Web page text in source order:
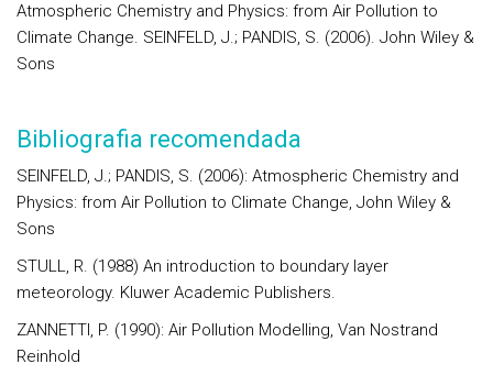
Atmospheric Chemistry and Physics: from Air Pollution to
Climate Change. SEINFELD, J.; PANDIS, S. (2006). John Wiley &
Sons
Bibliografia recomendada
SEINFELD, J.; PANDIS, S. (2006): Atmospheric Chemistry and
Physics: from Air Pollution to Climate Change, John Wiley &
Sons
STULL, R. (1988) An introduction to boundary layer
meteorology. Kluwer Academic Publishers.
ZANNETTI, P. (1990): Air Pollution Modelling, Van Nostrand
Reinhold